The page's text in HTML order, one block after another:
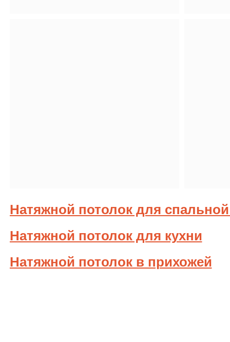
Натяжной потолок для
Натяжной потолок для кухни
Натяжной потолок в прихожей